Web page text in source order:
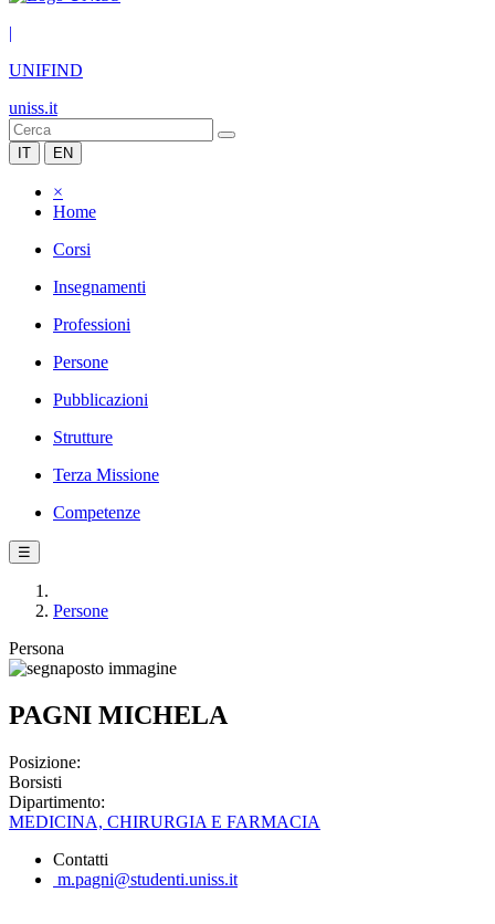
|
UNIFIND
uniss.it
IT EN
×
Home
Corsi
Insegnamenti
Professioni
Persone
Pubblicazioni
Strutture
Terza Missione
Competenze
☰
Persone
Persona
PAGNI MICHELA
Posizione:
Borsisti
Dipartimento:
MEDICINA, CHIRURGIA E FARMACIA
Contatti
m.pagni@studenti.uniss.it